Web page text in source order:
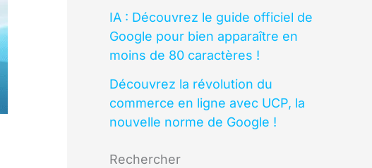
IA : Découvrez le guide officiel de
Google pour bien apparaître en
moins de 80 caractères !
Découvrez la révolution du
commerce en ligne avec UCP, la
nouvelle norme de Google !
Rechercher